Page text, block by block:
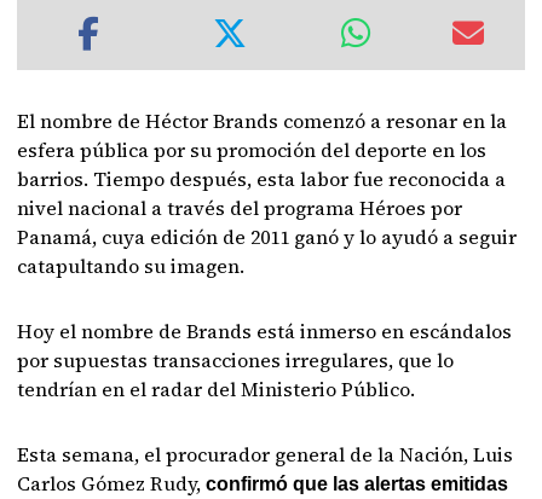
El nombre de Héctor Brands comenzó a resonar en la
esfera pública por su promoción del deporte en los
barrios. Tiempo después, esta labor fue reconocida a
nivel nacional a través del programa Héroes por
Panamá, cuya edición de 2011 ganó y lo ayudó a seguir
catapultando su imagen.
Hoy el nombre de Brands está inmerso en escándalos
por supuestas transacciones irregulares, que lo
tendrían en el radar del Ministerio Público.
Esta semana, el procurador general de la Nación, Luis
Carlos Gómez Rudy,confirmó que las alertas emitidas